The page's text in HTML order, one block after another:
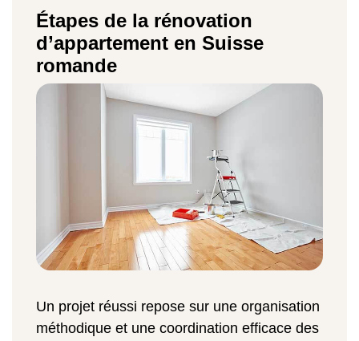
Étapes de la rénovation
d’appartement en Suisse
romande
Un projet réussi repose sur une organisation
méthodique et une coordination efficace des